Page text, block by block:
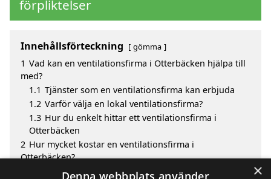
förpliktelser
Innehållsförteckning gömma
1 Vad kan en ventilationsfirma i Otterbäcken hjälpa till
med?
1.1 Tjänster som en ventilationsfirma kan erbjuda
1.2 Varför välja en lokal ventilationsfirma?
1.3 Hur du enkelt hittar ett ventilationsfirma i
Otterbäcken
2 Hur mycket kostar en ventilationsfirma i
Otterbäcken?
Fördelar med att välja ventilationsfirma i Otterbäcken
×
Denna webbplats använder